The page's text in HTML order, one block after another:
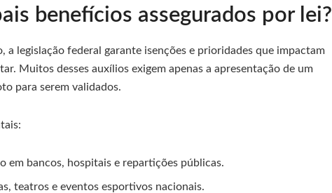
benefícios assegurados por lei?
a legislação federal garante isenções e prioridades que impactam
Muitos desses auxílios exigem apenas a apresentação de um
para serem validados.
em bancos, hospitais e repartições públicas.
teatros e eventos esportivos nacionais.